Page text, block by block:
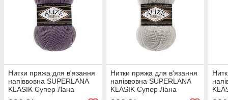
Нитки пряжа для в'язання
напіввовна SUPERLANA
KLASIK Супер Лана
Класик № 312 - брудна
Нитки пряжа для в'язання
напіввовна SUPERLANA
KLASIK Супер Лана
Класик № 208 - світло-